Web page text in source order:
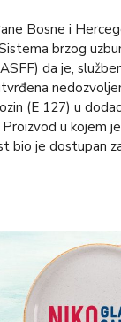
Bosne i
brzog
da je,
(E 127) u
u kojem
bio je dostupan